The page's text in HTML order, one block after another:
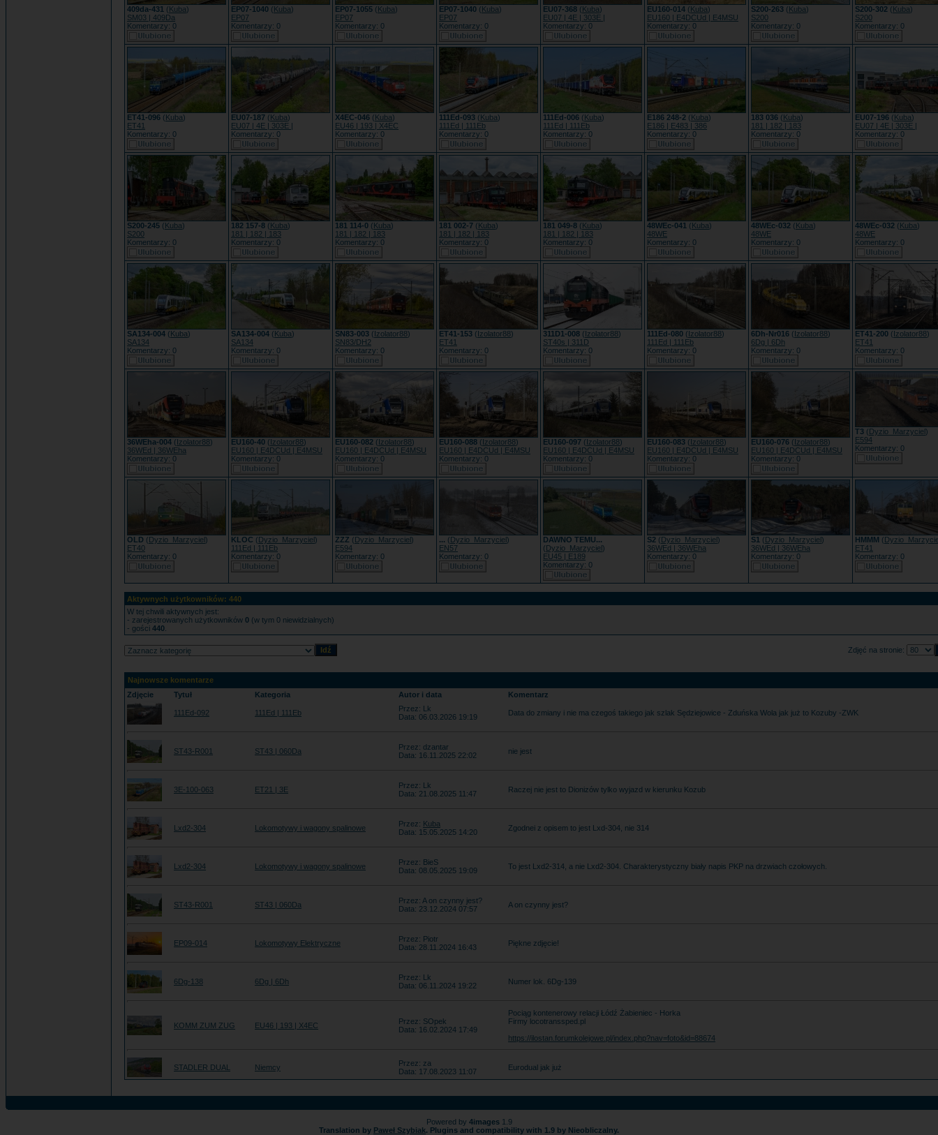
409da-431 (Kuba)
SM03 | 409Da
Komentarzy: 0
EP07-1040 (Kuba)
EP07
Komentarzy: 0
EP07-1055 (Kuba)
EP07
Komentarzy: 0
EP07-1040 (Kuba)
EP07
Komentarzy: 0
EU07-368 (Kuba)
EU07 | 4E | 303E |
Komentarzy: 0
EU160-014 (Kuba)
EU160 | E4DCUd | E4MSU
Komentarzy: 0
S200-263 (Kuba)
S200
Komentarzy: 0
S200-302 (Kuba)
S200
Komentarzy: 0
ET41-096 (Kuba)
ET41
Komentarzy: 0
EU07-187 (Kuba)
EU07 | 4E | 303E |
Komentarzy: 0
X4EC-046 (Kuba)
EU46 | 193 | X4EC
Komentarzy: 0
111Ed-093 (Kuba)
111Ed | 111Eb
Komentarzy: 0
111Ed-006 (Kuba)
111Ed | 111Eb
Komentarzy: 0
E186 248-2 (Kuba)
E186 | E483 | 386
Komentarzy: 0
183 036 (Kuba)
181 | 182 | 183
Komentarzy: 0
EU07-196 (Kuba)
EU07 | 4E | 303E |
Komentarzy: 0
S200-245 (Kuba)
S200
Komentarzy: 0
182 157-8 (Kuba)
181 | 182 | 183
Komentarzy: 0
181 114-0 (Kuba)
181 | 182 | 183
Komentarzy: 0
181 002-7 (Kuba)
181 | 182 | 183
Komentarzy: 0
181 049-8 (Kuba)
181 | 182 | 183
Komentarzy: 0
48WEc-041 (Kuba)
48WE
Komentarzy: 0
48WEc-032 (Kuba)
48WE
Komentarzy: 0
48WEc-032 (Kuba)
48WE
Komentarzy: 0
SA134-004 (Kuba)
SA134
Komentarzy: 0
SA134-004 (Kuba)
SA134
Komentarzy: 0
SN83-003 (Izolator88)
SN83/DH2
Komentarzy: 0
ET41-153 (Izolator88)
ET41
Komentarzy: 0
311D1-008 (Izolator88)
ST40s | 311D
Komentarzy: 0
111Ed-080 (Izolator88)
111Ed | 111Eb
Komentarzy: 0
6Dh-Nr016 (Izolator88)
6Dg | 6Dh
Komentarzy: 0
ET41-200 (Izolator88)
ET41
Komentarzy: 0
36WEha-004 (Izolator88)
36WEd | 36WEha
Komentarzy: 0
EU160-40 (Izolator88)
EU160 | E4DCUd | E4MSU
Komentarzy: 0
EU160-082 (Izolator88)
EU160 | E4DCUd | E4MSU
Komentarzy: 0
EU160-088 (Izolator88)
EU160 | E4DCUd | E4MSU
Komentarzy: 0
EU160-097 (Izolator88)
EU160 | E4DCUd | E4MSU
Komentarzy: 0
EU160-083 (Izolator88)
EU160 | E4DCUd | E4MSU
Komentarzy: 0
EU160-076 (Izolator88)
EU160 | E4DCUd | E4MSU
Komentarzy: 0
T3 (Dyzio_Marzyciel)
E594
Komentarzy: 0
OLD (Dyzio_Marzyciel)
ET40
Komentarzy: 0
KLOC (Dyzio_Marzyciel)
111Ed | 111Eb
Komentarzy: 0
ZZZ (Dyzio_Marzyciel)
E594
Komentarzy: 0
... (Dyzio_Marzyciel)
EN57
Komentarzy: 0
DAWNO TEMU...
(Dyzio_Marzyciel)
EU45 | E189
Komentarzy: 0
S2 (Dyzio_Marzyciel)
36WEd | 36WEha
Komentarzy: 0
S1 (Dyzio_Marzyciel)
36WEd | 36WEha
Komentarzy: 0
HMMM (
ET41
Komentarzy: 0
Aktywnych użytkowników: 440
W tej chwili aktywnych jest:
- zarejestrowanych użytkowników 0 (w tym 0 niewidzialnych)
- gości 440
Zdjęć na stronie:
Najnowsze komentarze
Zdjęcie
Tytuł Kategoria Autor i data Komentarz
111Ed-092 111Ed | 111Eb
Przez: Lk
Data: 06.03.2026 19:19
Data do zmiany i nie ma czegoś takiego jak szlak Sędziejowice - Zduńska Wola jak już to Kozuby -ZWK
ST43-R001 ST43 | 060Da
Przez: dzantar
Data: 16.11.2025 22:02
nie jest
3E-100-063 ET21 | 3E
Przez: Lk
Data: 21.08.2025 11:47
Raczej nie jest to Dionizów tylko wyjazd w kierunku Kozub
Lxd2-304 Lokomotywy i wagony spalinowe Przez: Kuba
Data: 15.05.2025 14:20
Zgodnei z opisem to jest Lxd-304, nie 314
Lxd2-304 Lokomotywy i wagony spalinowe
Przez: BieS
Data: 08.05.2025 19:09
To jest Lxd2-314, a nie Lxd2-304. Charakterystyczny biały napis PKP na drzwiach czołowych.
ST43-R001 ST43 | 060Da
Przez: A on czynny jest?
Data: 23.12.2024 07:57
A on czynny jest?
EP09-014 Lokomotywy Elektryczne
Przez: Piotr
Data: 28.11.2024 16:43
Piękne zdjęcie!
6Dg-138 6Dg | 6Dh
Przez: Lk
Data: 06.11.2024 19:22
Numer lok. 6Dg-139
KOMM ZUM ZUG EU46 | 193 | X4EC
Przez: SOpek
Data: 16.02.2024 17:49
Pociąg kontenerowy relacji Łódź Żabieniec - Horka
Firmy locotranssped.pl
https://ilostan.forumkolejowe.pl/index.php?nav=foto&id=88674
STADLER DUAL Niemcy
Przez: za
Data: 17.08.2023 11:07
Eurodual jak już
Powered by 4images1.9
Translation by Paweł Szybiak. Plugins and compatibility with 1.9 by Nieobliczalny.